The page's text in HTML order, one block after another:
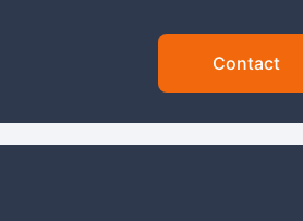
Contact